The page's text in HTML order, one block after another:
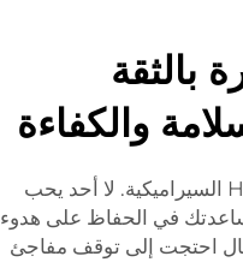
بالثقة
والكفاءة
أنا من أشد المعجبين بهدوء مكابح HENG TAIHUA السيراميكية. لا أحد يحب
في الحفاظ على هدوء
حال احتجت إلى توقف مفاجئ